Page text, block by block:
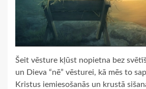
Šeit vēsture kļūst nopietna bez
un Dieva “nē” vēsturei, kā mēs to
Kristus iemiesošanās un krustā